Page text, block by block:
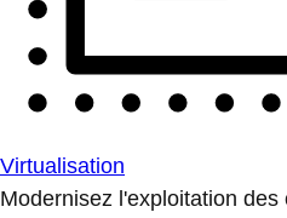
Virtualisation
Modernisez l'exploitation des